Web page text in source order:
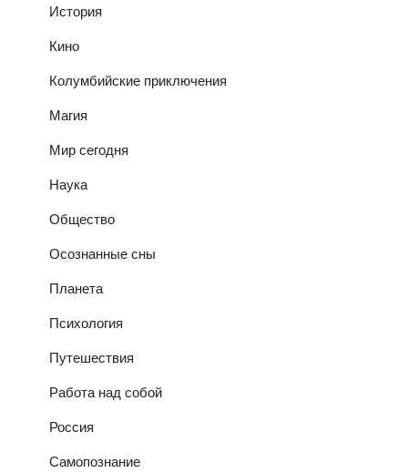
История
Кино
Колумбийские приключения
Магия
Мир сегодня
Наука
Общество
Осознанные сны
Планета
Психология
Путешествия
Работа над собой
Россия
Самопознание